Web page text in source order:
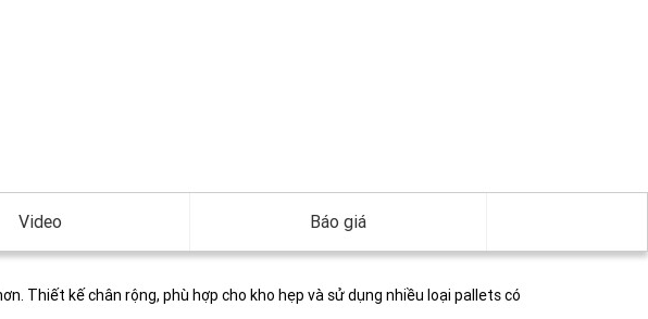
Video Báo giá
Thiết kế chân rộng, phù hợp cho kho hẹp và sử dụng nhiều loại pallets có